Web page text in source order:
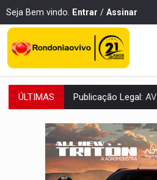
Seja Bem vindo. Entrar / Assinar
ÚLTIMAS Publicação Legal:
NO CASTANHEIRA:
NO FLAGRA:'Churrasco'
URGENTE:Homem é